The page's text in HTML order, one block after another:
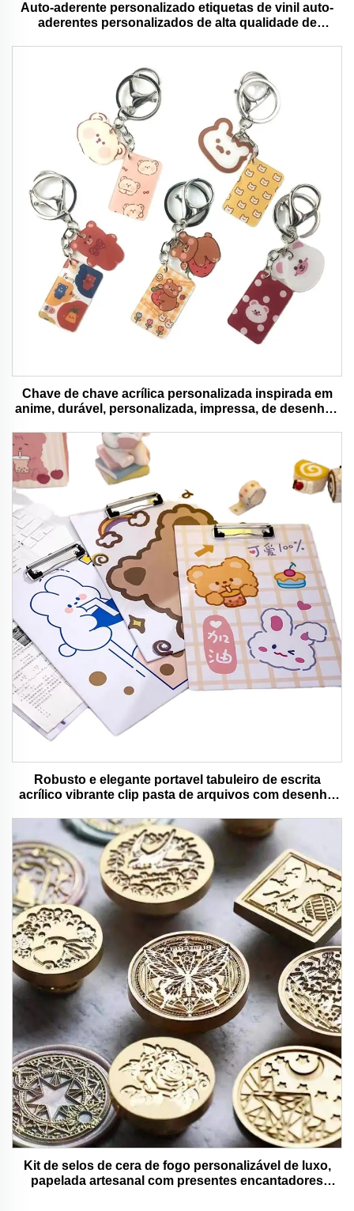
Auto-aderente personalizado etiquetas de vinil auto-
aderentes personalizados de alta qualidade de
Chave de chave acrílica personalizada inspirada em
anime, durável, personalizada, impressa, de desenhos
Robusto e elegante portavel tabuleiro de escrita
acrílico vibrante clip pasta de arquivos com desenho
escola
Kit de selos de cera de fogo personalizável de luxo,
papelada artesanal com presentes encantadores